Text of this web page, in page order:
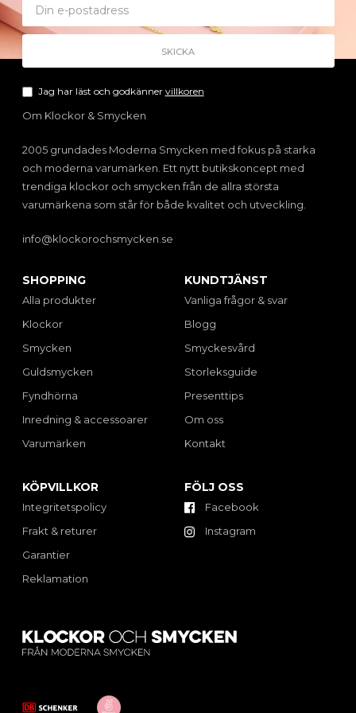
Jag har läst och godkänner villkoren
Om Klockor & Smycken
2005 grundades Moderna Smycken med fokus på starka
och moderna varumärken. Ett nytt butikskoncept med
trendiga klockor och smycken från de allra största
varumärkena som står för både kvalitet och utveckling.
info@klockorochsmycken.se
SHOPPING
Alla produkter
Klockor
Smycken
Guldsmycken
Fyndhörna
Inredning & accessoarer
Varumärken
KUNDTJÄNST
Vanliga frågor & svar
Blogg
Smyckesvård
Storleksguide
Presenttips
Om oss
Kontakt
KÖPVILLKOR
Integritetspolicy
Frakt & returer
Garantier
Reklamation
FÖLJ OSS
Facebook
Instagram